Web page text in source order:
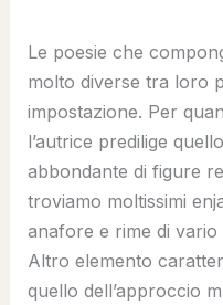
Le poesie che
molto diverse tra loro
impostazione. Per
l’autrice predilige
abbondante di figure
troviamo moltissimi
anafore e rime di
Altro elemento
quello dell’approccio